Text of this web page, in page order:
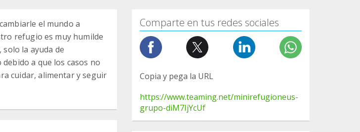
el mundo a
refugio es muy humilde
la ayuda de
a que los casos no
cuidar, alimentar y seguir
Comparte en tus redes sociales
Copia y pega la URL
https://www.teaming.net/minirefugioneus-
grupo-diM7IjYcUf